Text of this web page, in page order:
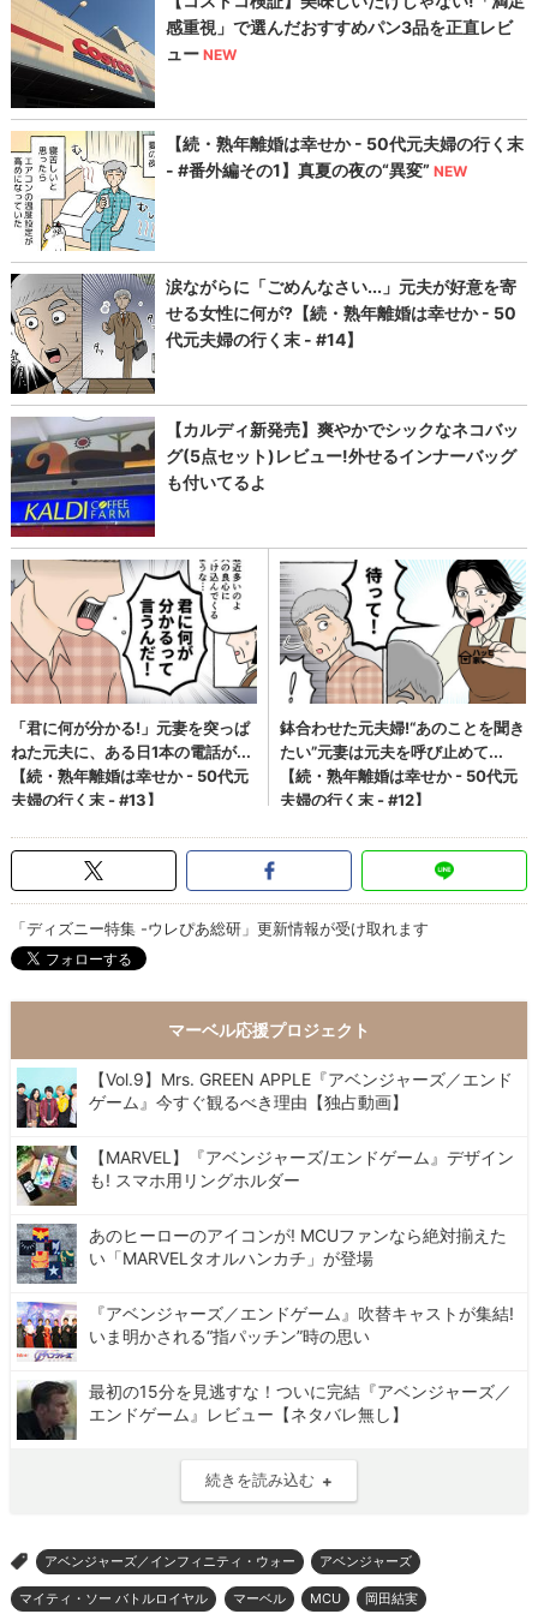
「ディズニー特集 -ウレぴあ総研」更新情報が受け取れます
マーベル応援プロジェクト
【Vol.9】Mrs. GREEN APPLE『アベンジャーズ／エンド
ゲーム』今すぐ観るべき理由【独占動画】
【MARVEL】『アベンジャーズ/エンドゲーム』デザイン
も! スマホ用リングホルダー
あのヒーローのアイコンが! MCUファンなら絶対揃えた
い「MARVELタオルハンカチ」が登場
『アベンジャーズ／エンドゲーム』吹替キャストが集結!
いま明かされる“指パッチン”時の思い
最初の15分を見逃すな！ついに完結『アベンジャーズ／
エンドゲーム』レビュー【ネタバレ無し】
続きを読み込む
> アベンジャーズ／インフィニティ・ウォー アベンジャーズ
マイティ・ソー バトルロイヤル マーベル MCU 岡田結実